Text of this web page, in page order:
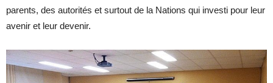
parents, des autorités et surtout de la Nations qui investi pour leur
avenir et leur devenir.